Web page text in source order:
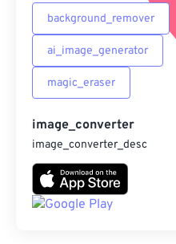
background_remover
ai_image_generator
magic_eraser
image_converter
image_converter_desc